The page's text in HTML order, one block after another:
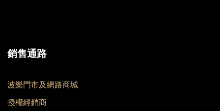
銷售通路
波樂門市及網路商城
授權經銷商